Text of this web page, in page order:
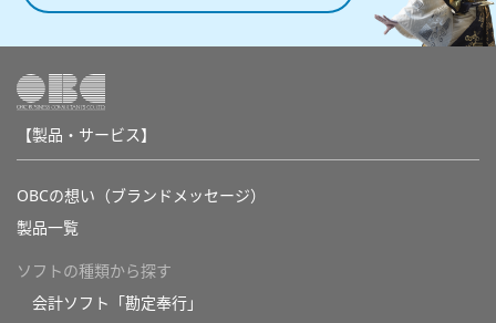
【製品・サービス】
OBCの想い（ブランドメッセージ）
製品一覧
ソフトの種類から探す
会計ソフト「勘定奉行」